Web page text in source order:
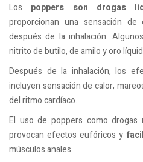
Los poppers son drogas
proporcionan una sensación
después de la inhalación.
nitrito de butilo, de amilo y oro
Después de la inhalación, los
incluyen sensación de calor,
del ritmo cardíaco.
El uso de poppers como drogas
provocan efectos eufóricos y
músculos anales.